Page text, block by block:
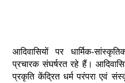
आदिवासियों पर धार्मिक-
प्रचारक संघर्षरत रहे हैं।
प्रकृति केंद्रित धर्म परंपरा एवं